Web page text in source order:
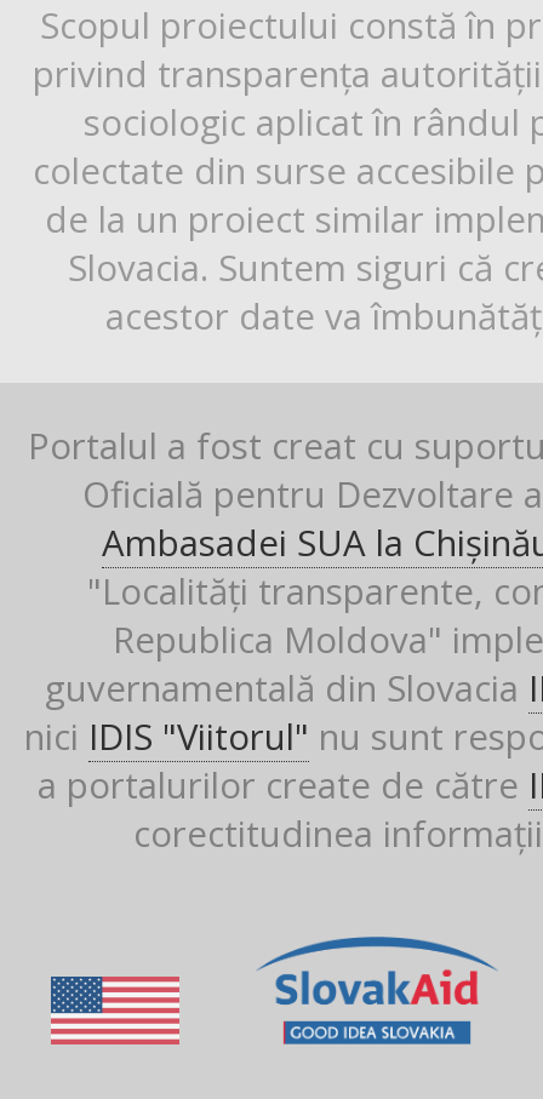
Scopul proiectului constă în
privind transparența
sociologic aplicat în rândul
colectate din surse
de la un proiect similar
Slovacia. Suntem siguri că
acestor date va
Portalul a fost creat cu
Oficială pentru Dezvoltare
Ambasadei SUA la
"Localități transparente,
Republica Moldova"
guvernamentală din Slovacia
nici IDIS "Viitorul" nu sunt
a portalurilor create de către
corectitudinea